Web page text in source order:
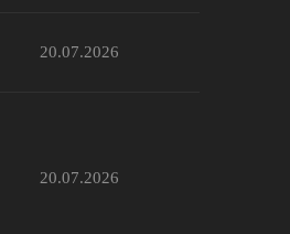
20.07.2026
20.07.2026